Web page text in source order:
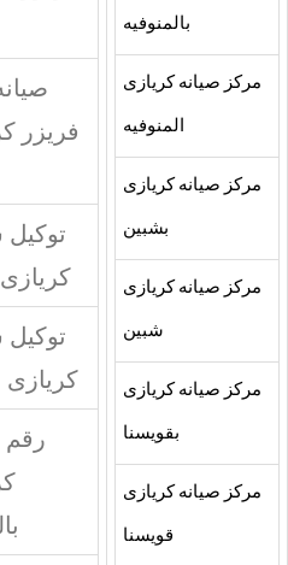
بالمنوفيه
مركز صيانه كريازى
المنوفيه
مركز صيانه كريازى
بشبين
مركز صيانه كريازى
شبين
مركز صيانه كريازى
بقويسنا
مركز صيانه كريازى
قويسنا
فريزر
كريازى
كريازى
رقم